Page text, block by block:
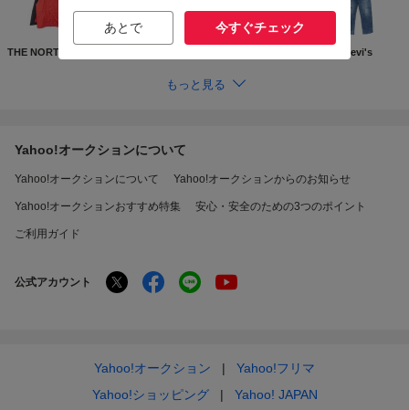
THE NORTH FACE Levi's
もっと見る
Yahoo!オークションについて
Yahoo!オークションについて Yahoo!オークションからのお知らせ
Yahoo!オークションおすすめ特集 安心・安全のための3つのポイント
ご利用ガイド
公式アカウント
Yahoo!オークション
Yahoo!フリマ
Yahoo!ショッピング
Yahoo! JAPAN
あとで 今すぐチェック